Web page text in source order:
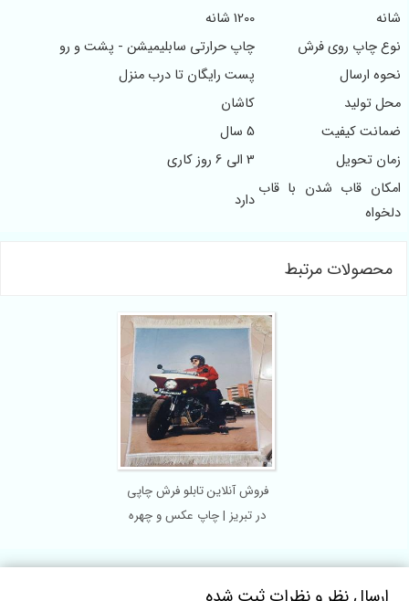
1200 شانه
چاپ روی فرش
چاپ حرارتی سابلیمیشن - پشت و رو
ارسال
پست رایگان تا درب منزل
تولید
کاشان
کیفیت
تحویل
قاب شدن با قاب
دارد
محصولات مرتبط
فروش آنلاین تابلو فرش چاپی
در تبریز | چاپ عکس و چهره